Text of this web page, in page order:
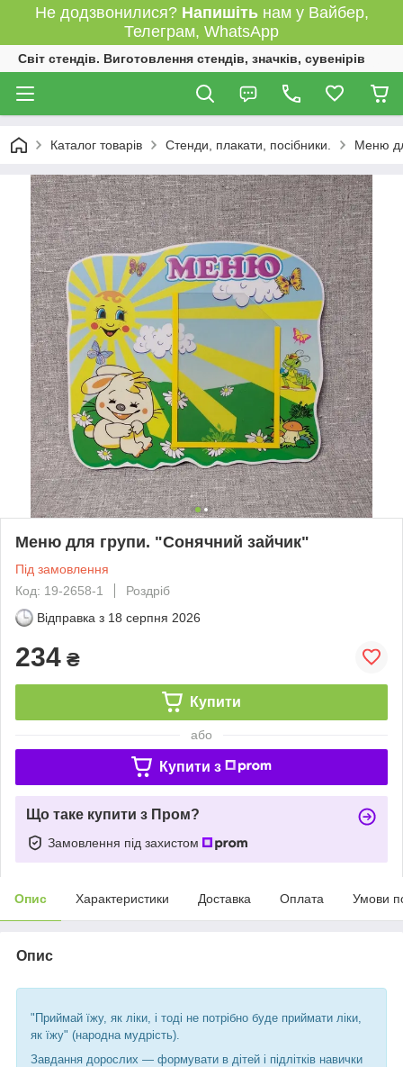
Не додзвонилися? Напишітьнам у Вайбер,
Телеграм, WhatsApp
Світ стендів. Виготовлення стендів, значків, сувенірів
Каталог товарів Стенди, плакати, посібники. Меню
Меню для групи. "Сонячний зайчик"
Під замовлення
Код: 19-2658-1
Роздріб
Відправка з 18 серпня 2026
234 ₴
Купити
або
Купити з
Що таке купити з Пром?
Замовлення під захистом
Опис Характеристики Доставка Оплата Умови
Опис
"Приймай їжу, як ліки, і тоді не потрібно буде приймати ліки,
як їжу" (народна мудрість).
Завдання дорослих — формувати в дітей і підлітків навички